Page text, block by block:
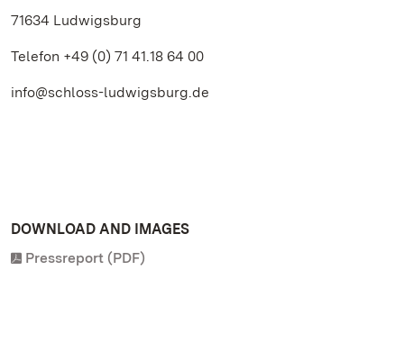
71634 Ludwigsburg
Telefon +49 (0) 71 41.18 64 00
info@schloss-ludwigsburg.de
DOWNLOAD AND IMAGES
Pressreport (PDF)